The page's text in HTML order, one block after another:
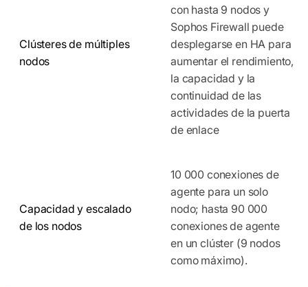
Clústeres de múltiples
nodos
con hasta 9 nodos y
Sophos Firewall puede
desplegarse en HA para
aumentar el rendimiento,
la capacidad y la
continuidad de las
actividades de la puerta
de enlace
Capacidad y escalado
de los nodos
10 000 conexiones de
agente para un solo
nodo; hasta 90 000
conexiones de agente
en un clúster (9 nodos
como máximo).